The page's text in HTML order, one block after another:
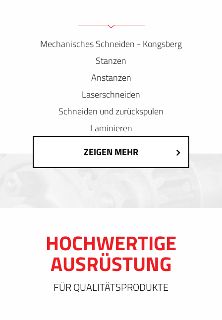
Mechanisches Schneiden - Kongsberg
Stanzen
Anstanzen
Laserschneiden
Schneiden und zurückspulen
Laminieren
ZEIGEN MEHR
HOCHWERTIGE
AUSRÜSTUNG
FÜR QUALITÄTSPRODUKTE